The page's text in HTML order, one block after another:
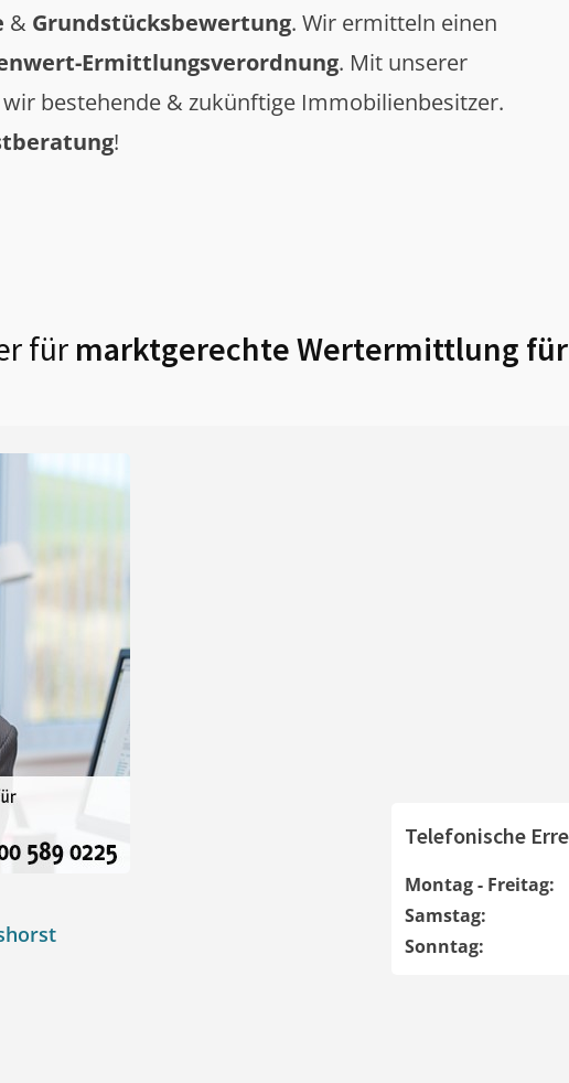
& Grundstücksbewertung. Wir ermitteln einen
Ermittlungsverordnung. Mit unserer
bestehende & zukünftige Immobilienbesitzer.
!
fürmarktgerechte Wertermittlung
Telefonische
Montag - Freitag:
Samstag:
Sonntag: